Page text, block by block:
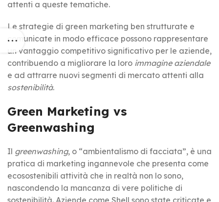
attenti a queste tematiche.
Le strategie di green marketing ben strutturate e
comunicate in modo efficace possono rappresentare
un vantaggio competitivo significativo per le aziende,
contribuendo a migliorare la loro immagine aziendale
e ad attrarre nuovi segmenti di mercato attenti alla
sostenibilità.
Green Marketing vs
Greenwashing
Il greenwashing, o “ambientalismo di facciata”, è una
pratica di marketing ingannevole che presenta come
ecosostenibili attività che in realtà non lo sono,
nascondendo la mancanza di vere politiche di
sostenibilità. Aziende come Shell sono state criticate e